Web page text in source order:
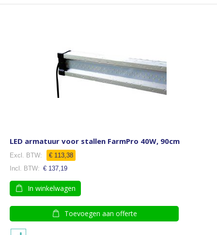
LED armatuur voor stallen FarmPro 40W, 90cm
€ 113,38
Speciale
€ 137,19
In winkelwagen
Toevoegen aan offerte